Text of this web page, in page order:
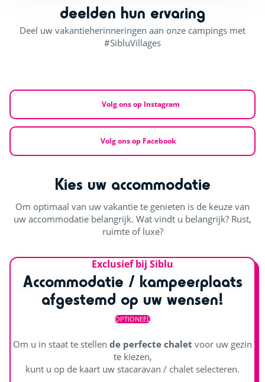
deelden hun ervaring
Deel uw vakantieherinneringen aan onze campings met
#SibluVillages
Volg ons op Instagram
Volg ons op Facebook
Kies uw accommodatie
Om optimaal van uw vakantie te genieten is de keuze van
uw accommodatie belangrijk. Wat vindt u belangrijk? Rust,
ruimte of luxe?
Exclusief bij Siblu
Accommodatie / kampeerplaats
afgestemd op uw wensen!
OPTIONEEL
Om u in staat te stellen de perfecte chalet voor uw gezin
te kiezen,
kunt u op de kaart uw stacaravan / chalet selecteren.